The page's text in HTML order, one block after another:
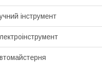
інструмент